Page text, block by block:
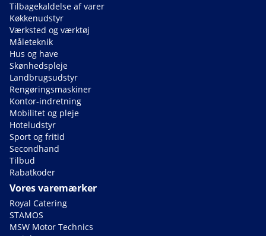
Tilbagekaldelse af varer
Køkkenudstyr
Værksted og værktøj
Måleteknik
Hus og have
Skønhedspleje
Landbrugsudstyr
Rengøringsmaskiner
Kontor-indretning
Mobilitet og pleje
Hoteludstyr
Sport og fritid
Secondhand
Tilbud
Rabatkoder
Vores varemærker
Royal Catering
STAMOS
MSW Motor Technics